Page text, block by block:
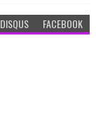
DISQUS FACEBOOK